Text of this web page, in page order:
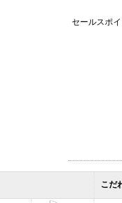
セールスポ
こだ